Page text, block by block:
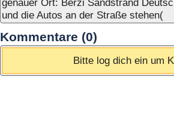
genauer Ort: Berzi Sandstrand
und die Autos an der Straße stehen(
Kommentare (0)
Bitte log dich ein um